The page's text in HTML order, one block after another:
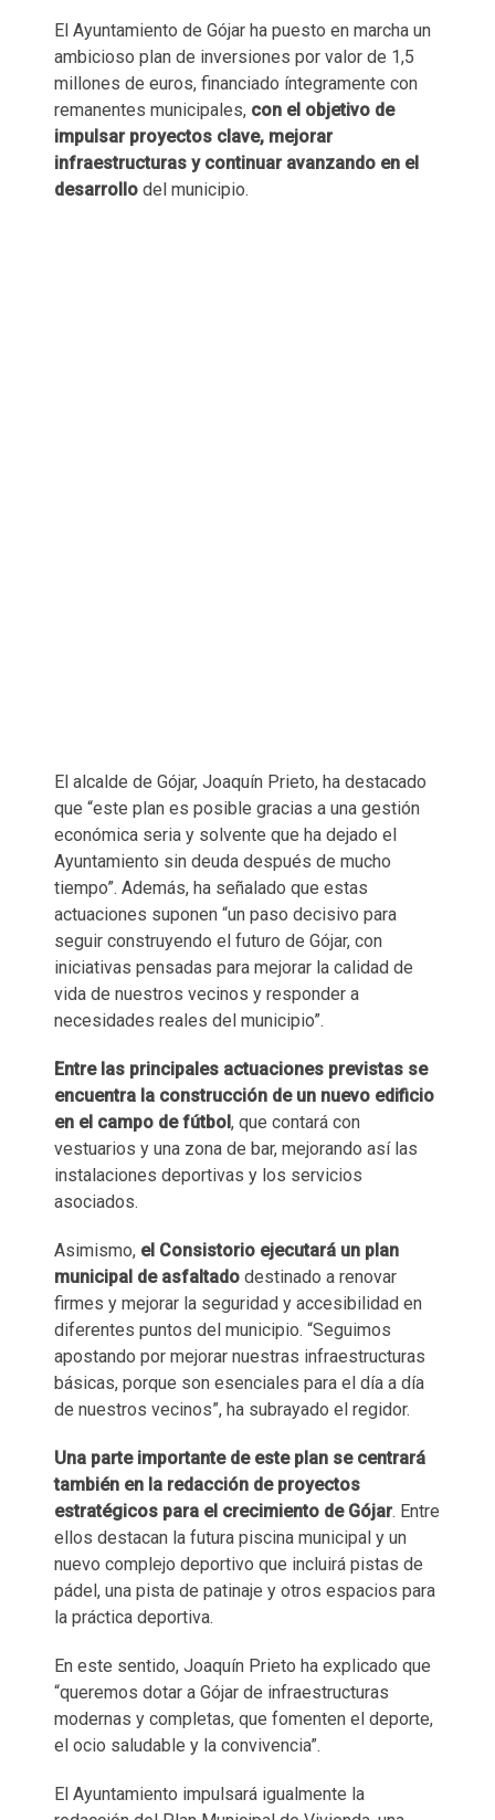
El Ayuntamiento de Gójar ha puesto en marcha un
ambicioso plan de inversiones por valor de 1,5
millones de euros, financiado íntegramente con
remanentes municipales, con el objetivo de
impulsar proyectos clave, mejorar
infraestructuras y continuar avanzando en el
desarrollo del municipio.
El alcalde de Gójar, Joaquín Prieto, ha destacado
que “este plan es posible gracias a una gestión
económica seria y solvente que ha dejado el
Ayuntamiento sin deuda después de mucho
tiempo”. Además, ha señalado que estas
actuaciones suponen “un paso decisivo para
seguir construyendo el futuro de Gójar, con
iniciativas pensadas para mejorar la calidad de
vida de nuestros vecinos y responder a
necesidades reales del municipio”.
Entre las principales actuaciones previstas se
encuentra la construcción de un nuevo edificio
en el campo de fútbol, que contará con
vestuarios y una zona de bar, mejorando así las
instalaciones deportivas y los servicios
asociados.
Asimismo, el Consistorio ejecutará un plan
municipal de asfaltado destinado a renovar
firmes y mejorar la seguridad y accesibilidad en
diferentes puntos del municipio. “Seguimos
apostando por mejorar nuestras infraestructuras
básicas, porque son esenciales para el día a día
de nuestros vecinos”, ha subrayado el regidor.
Una parte importante de este plan se centrará
también en la redacción de proyectos
estratégicos para el crecimiento de Gójar. Entre
ellos destacan la futura piscina municipal y un
nuevo complejo deportivo que incluirá pistas de
pádel, una pista de patinaje y otros espacios para
la práctica deportiva.
En este sentido, Joaquín Prieto ha explicado que
“queremos dotar a Gójar de infraestructuras
modernas y completas, que fomenten el deporte,
el ocio saludable y la convivencia”.
El Ayuntamiento impulsará igualmente la